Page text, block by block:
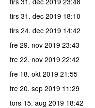
tirs 31. dec 2019 18:10
tirs 24. dec 2019 14:42
fre 29. nov 2019 23:43
fre 22. nov 2019 22:42
fre 18. okt 2019 21:55
fre 20. sep 2019 11:29
tors 15. aug 2019 18:42